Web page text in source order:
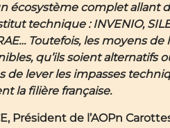
écosystème complet allant
technique : INVENIO,
Toutefois, les moyens de
qu’ils soient alternatifs
de lever les impasses
la filière française.
Président de l’AOPn